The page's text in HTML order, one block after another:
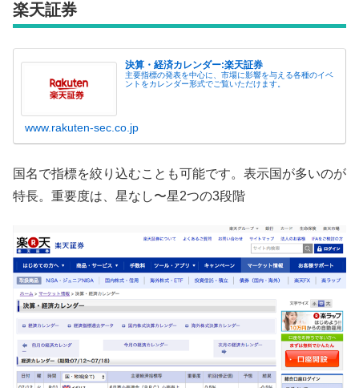
楽天証券
決算・経済カレンダー:楽天証券
主要指標の発表を中心に、市場に影響を与える各種のイベ
ントをカレンダー形式でご覧いただけます。
www.rakuten-sec.co.jp
国名で指標を絞り込むことも可能です。表示国が多いのが
特長。重要度は、星なし〜星2つの3段階